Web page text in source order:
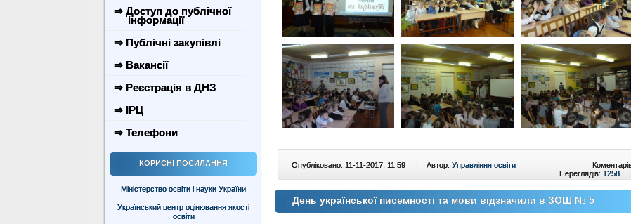
⇒ Доступ до публічної
інформації
⇒ Публічні закупівлі
⇒ Вакансії
⇒ Реєстрація в ДНЗ
⇒ ІРЦ
⇒ Телефони
КОРИСНІ ПОСИЛАННЯ
Міністерство освіти і науки України
Український центр оцінювання якості
освіти
Опубліковано: 11-11-2017, 11:59 Автор: Управління освіти
Переглядів: 1258
День української писемності та мови відзначили в ЗОШ № 5